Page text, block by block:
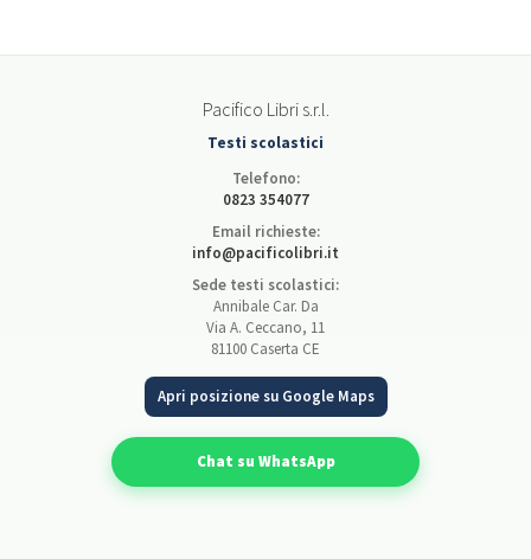
Pacifico Libri s.r.l.
Testi scolastici
Telefono:
0823 354077
Email richieste:
info@pacificolibri.it
Sede testi scolastici:
Annibale Car. Da
Via A. Ceccano, 11
81100 Caserta CE
Apri posizione su Google Maps
Chat su WhatsApp